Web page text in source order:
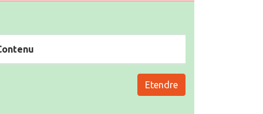
Etendre